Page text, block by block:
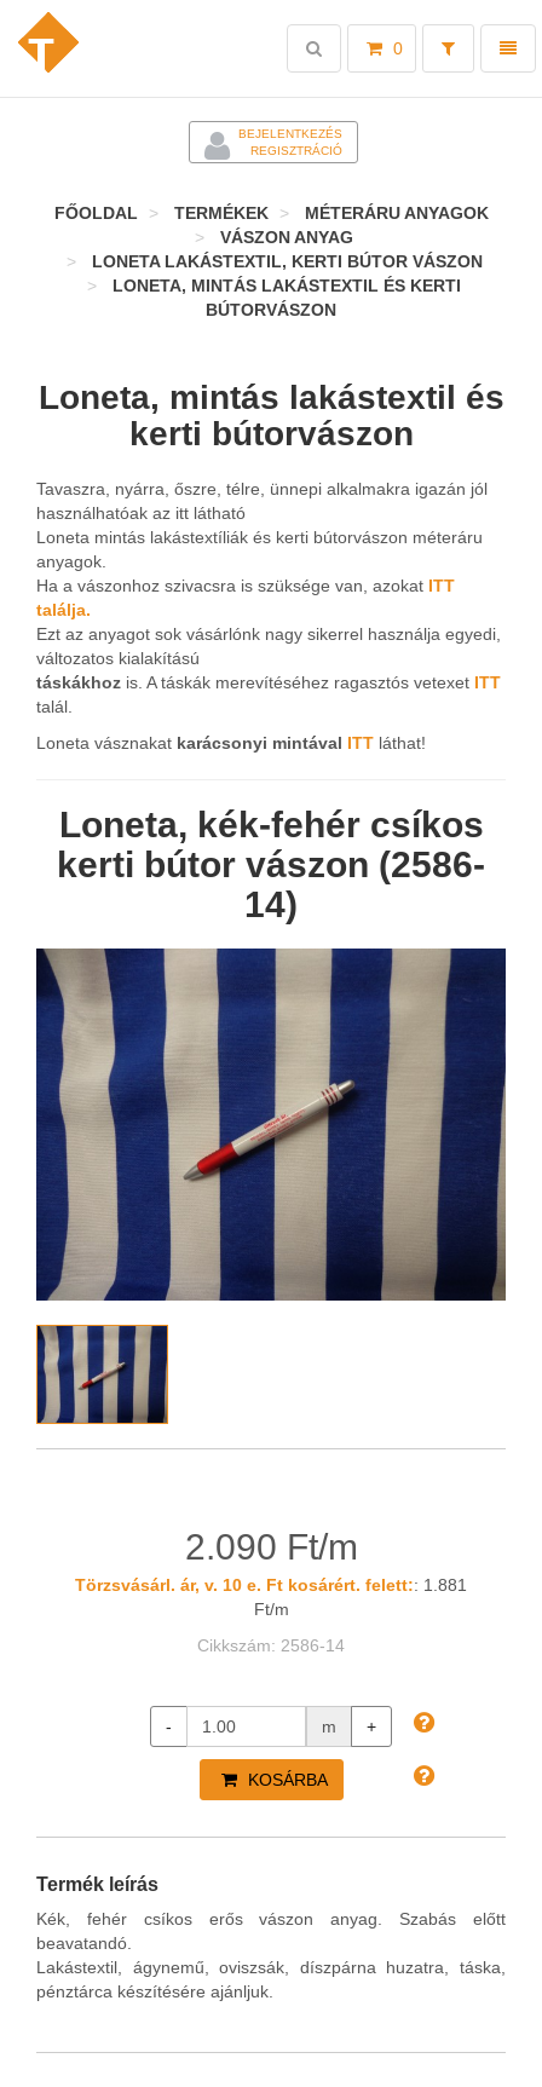
Toggle
0
Toggle
search
BEJELENTKEZÉS
REGISZTRÁCIÓ
FŐOLDAL TERMÉKEK
MÉTERÁRU ANYAGOK
VÁSZON ANYAG
LONETA LAKÁSTEXTIL, KERTI BÚTOR VÁSZON
LONETA, MINTÁS LAKÁSTEXTIL ÉS KERTI
BÚTORVÁSZON
Loneta, mintás lakástextil és
kerti bútorvászon
Tavaszra, nyárra, őszre, télre, ünnepi alkalmakra igazán jól
használhatóak az itt látható
Loneta mintás lakástextíliák és kerti bútorvászon méteráru
anyagok.
Ha a vászonhoz szivacsra is szüksége van, azokat ITT
találja.
Ezt az anyagot sok vásárlónk nagy sikerrel használja egyedi,
változatos kialakítású
táskákhoz is. A táskák merevítéséhez ragasztós vetexet ITT
talál.
Loneta vásznakat karácsonyi mintával ITT láthat!
Loneta, kék-fehér csíkos
kerti bútor vászon (2586-
14)
2.090 Ft/m
Törzsvásárl. ár, v. 10 e. Ft kosárért. felett:: 1.881
Ft/m
Cikkszám: 2586-14
- m +
KOSÁRBA
Termék leírás
Kék, fehér csíkos erős vászon anyag. Szabás előtt
beavatandó.
Lakástextil, ágynemű, oviszsák, díszpárna huzatra, táska,
pénztárca készítésére ajánljuk.